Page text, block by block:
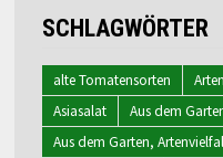
SCHLAGWÖRTER
alte Tomatensorten
Asiasalat
Aus dem
Aus dem Garten,